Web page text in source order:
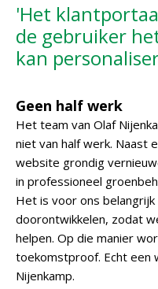
'Het
de gebruiker
kan
Geen half werk
Het team van Olaf
niet van half werk. Naast
website grondig
in professioneel
Het is voor ons
doorontwikkelen, zodat
helpen. Op die manier
toekomstproof. Echt een
Nijenkamp.